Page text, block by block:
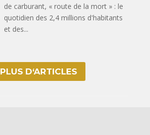
de carburant, « route de la mort » : le
quotidien des 2,4 millions d'habitants
et des...
PLUS D‘ARTICLES